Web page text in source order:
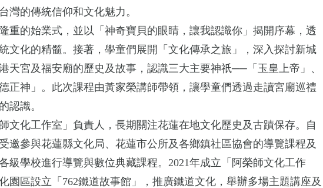
灣的傳統信仰和文化魅力。
重的始業式，並以「神奇寶貝的眼睛，讓我認識你」揭開序幕，透
文化的精髓。接著，學童們展開「文化傳承之旅」，深入探討新城
天宮及福安廟的歷史及故事，認識三大主要神祇──「玉皇上帝」、
正神」。此次課程由黃家榮講師帶領，讓學童們透過走讀宮廟巡禮
認識。
文化工作室」負責人，長期關注花蓮在地文化歷史及古蹟保存。自
邀參與花蓮縣文化局、花蓮市公所及各鄉鎮社區協會的導覽課程及
級學校進行導覽與數位典藏課程。2021年成立「阿榮師文化工作
園區設立「762鐵道故事館」，推廣鐵道文化，舉辦多場主題講座及